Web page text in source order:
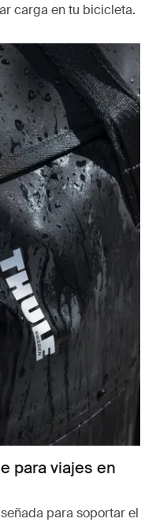
carga en tu bicicleta.
para viajes en
para soportar el